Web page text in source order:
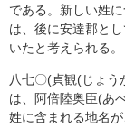
である。新しい姓
は、後に安達郡と
いたと考えられる。
八七〇(貞観(じょ
は、阿倍陸奥臣(あ
姓に含まれる地名